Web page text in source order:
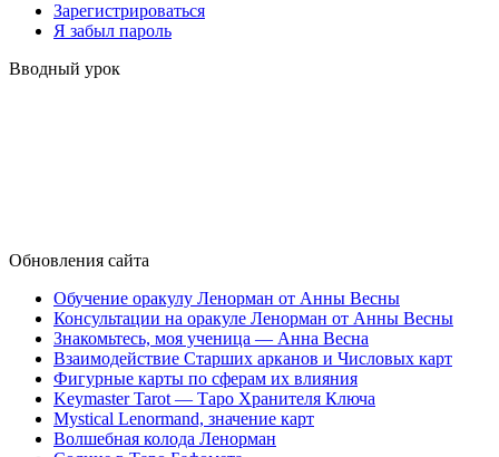
Зарегистрироваться
Я забыл пароль
Вводный урок
Обновления сайта
Обучение оракулу Ленорман от Анны Весны
Консультации на оракуле Ленорман от Анны Весны
Знакомьтесь, моя ученица — Анна Весна
Взаимодействие Старших арканов и Числовых карт
Фигурные карты по сферам их влияния
Keymaster Tarot — Таро Хранителя Ключа
Mystical Lenormand, значение карт
Волшебная колода Ленорман